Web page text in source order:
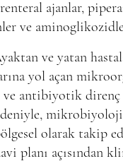
ajanlar,
ve
ve yatan
yol açan
ve antibiyotik
olarak takip
planı açısından